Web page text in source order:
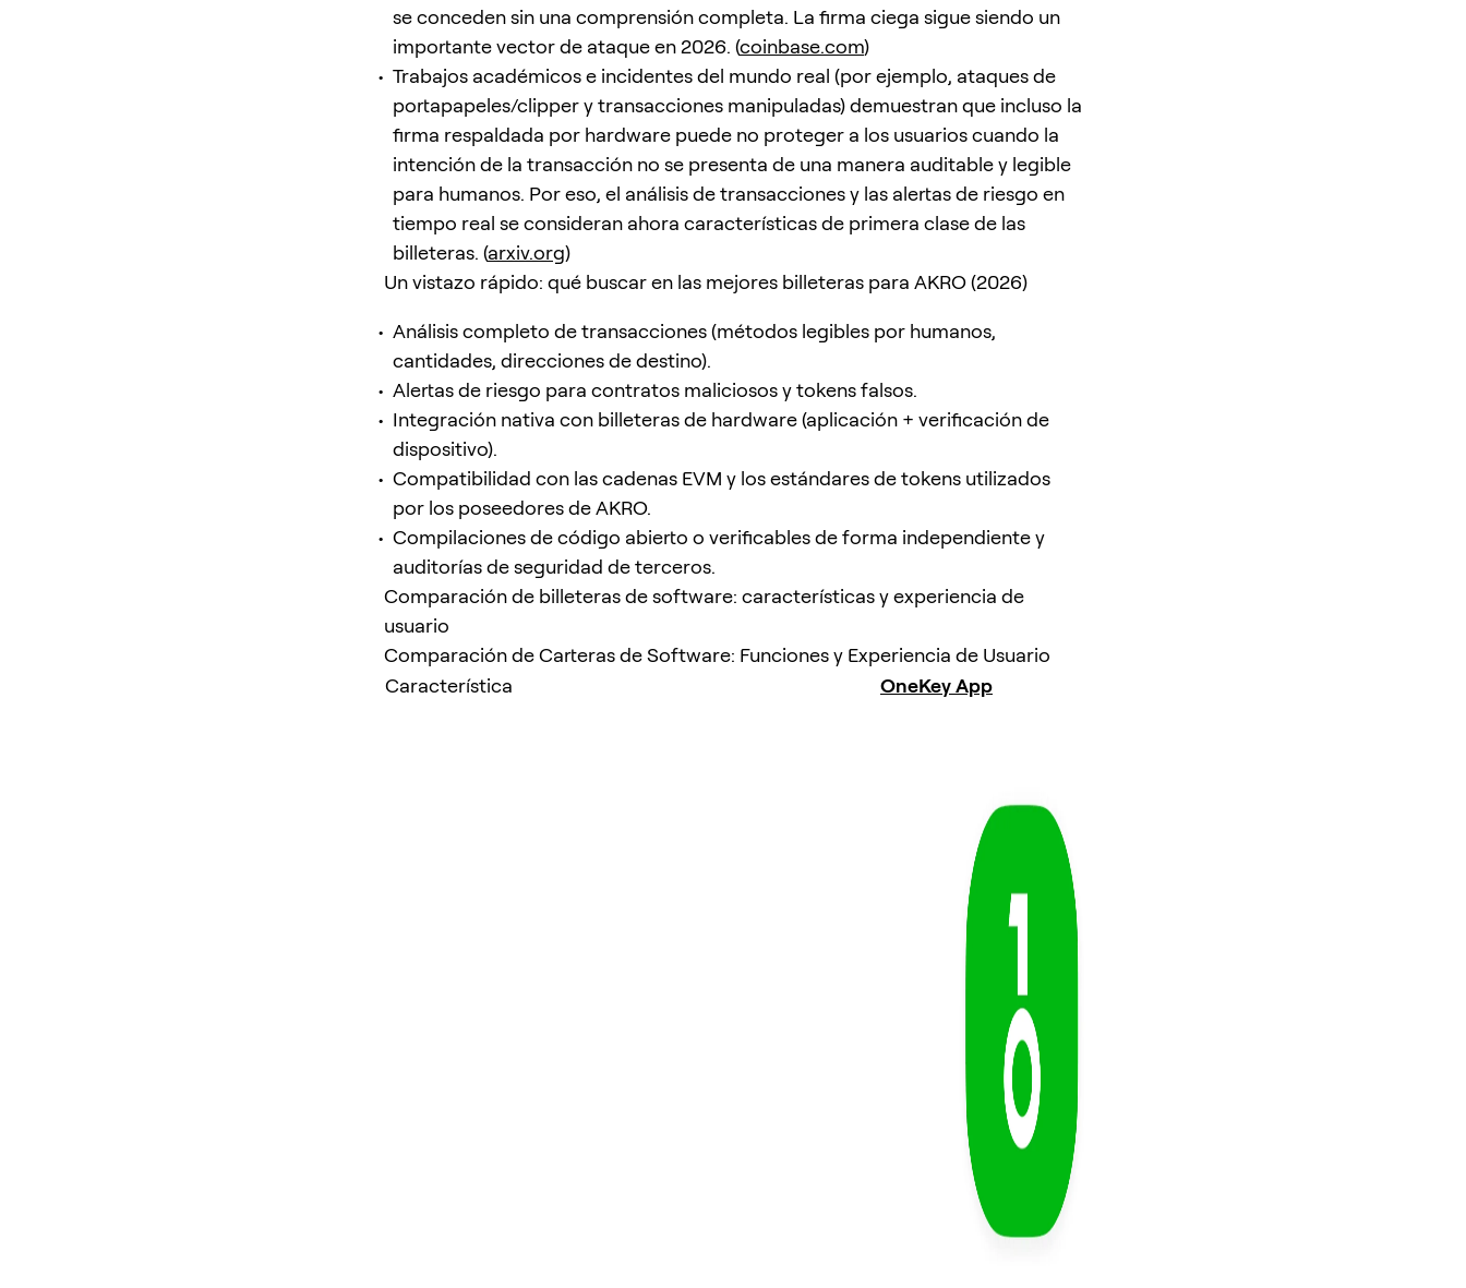
se conceden sin una comprensión completa. La firma ciega sigue siendo un
importante vector de ataque en 2026. (coinbase.com)
Trabajos académicos e incidentes del mundo real (por ejemplo, ataques de
portapapeles/clipper y transacciones manipuladas) demuestran que incluso la
firma respaldada por hardware puede no proteger a los usuarios cuando la
intención de la transacción no se presenta de una manera auditable y legible
para humanos. Por eso, el análisis de transacciones y las alertas de riesgo en
tiempo real se consideran ahora características de primera clase de las
billeteras. (arxiv.org)
Un vistazo rápido: qué buscar en las mejores billeteras para AKRO (2026)
Análisis completo de transacciones (métodos legibles por humanos,
cantidades, direcciones de destino).
Alertas de riesgo para contratos maliciosos y tokens falsos.
Integración nativa con billeteras de hardware (aplicación + verificación de
dispositivo).
Compatibilidad con las cadenas EVM y los estándares de tokens utilizados
por los poseedores de AKRO.
Compilaciones de código abierto o verificables de forma independiente y
auditorías de seguridad de terceros.
Comparación de billeteras de software: características y experiencia de
usuario
Comparación de Carteras de Software: Funciones y Experiencia de Usuario
Característica
OneKey App